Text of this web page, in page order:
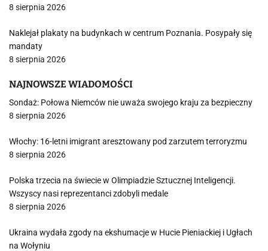
8 sierpnia 2026
Naklejał plakaty na budynkach w centrum Poznania. Posypały się
mandaty
8 sierpnia 2026
NAJNOWSZE WIADOMOŚCI
Sondaż: Połowa Niemców nie uważa swojego kraju za bezpieczny
8 sierpnia 2026
Włochy: 16-letni imigrant aresztowany pod zarzutem terroryzmu
8 sierpnia 2026
Polska trzecia na świecie w Olimpiadzie Sztucznej Inteligencji.
Wszyscy nasi reprezentanci zdobyli medale
8 sierpnia 2026
Ukraina wydała zgody na ekshumacje w Hucie Pieniackiej i Ugłach
na Wołyniu